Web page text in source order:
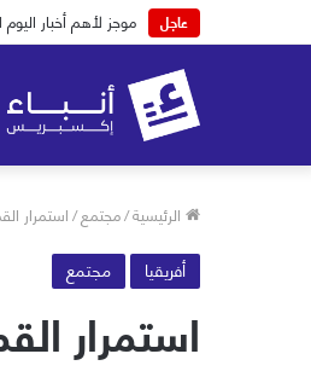
عاجل موجز لأهم أخبار اليوم
الرئيسية/مجتمع/استمرار القمع
أفريقيا مجتمع
استمرار القمع